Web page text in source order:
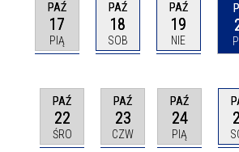
PAŹ
17
PIĄ
PAŹ
18
SOB
PAŹ
19
NIE
PAŹ
22
ŚRO
PAŹ
23
CZW
PAŹ
24
PIĄ